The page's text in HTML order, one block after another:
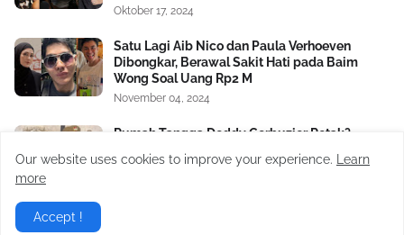
Oktober 17, 2024
Satu Lagi Aib Nico dan Paula Verhoeven
Dibongkar, Berawal Sakit Hati pada Baim
Wong Soal Uang Rp2 M
November 04, 2024
Rumah Tangga Deddy Corbuzier Retak?
Sabrina Chairunnisa Unfollow dan Hapus
Nama Suami
Our website uses cookies to improve your experience.
Learn
more
Accept !